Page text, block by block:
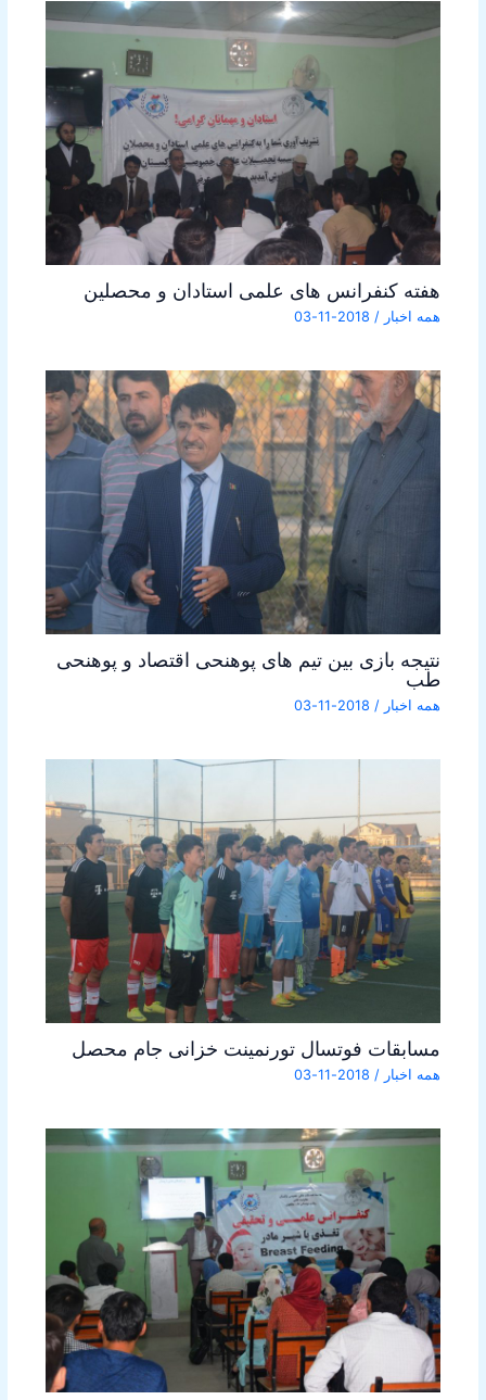
هفته کنفرانس های علمی استادان و محصلین
همه اخبار /
2018-11-03
نتیجه بازی بین تیم های پوهنحی اقتصاد و پوهنحی
طب
همه اخبار /
2018-11-03
مسابقات فوتسال تورنمینت خزانی جام محصل
همه اخبار /
2018-11-03